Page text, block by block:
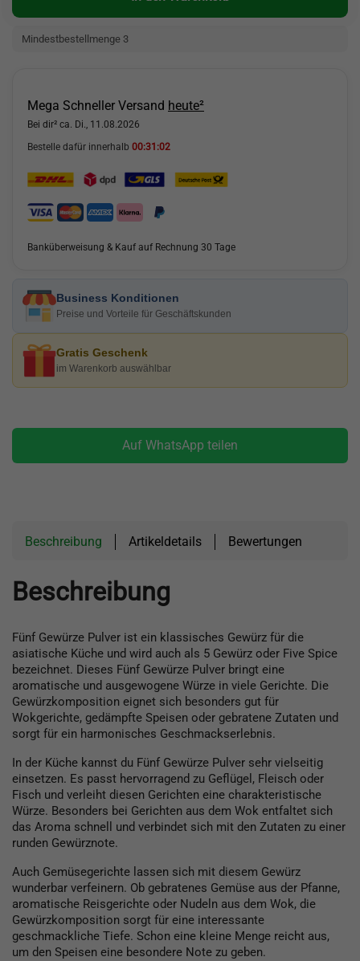
Mindestbestellmenge 3
Mega Schneller Versand heute²
Bei dir² ca. Di., 11.08.2026
Bestelle dafür innerhalb 00:31:01
Banküberweisung & Kauf auf Rechnung 30 Tage
Business Konditionen
Preise und Vorteile für Geschäftskunden
Gratis Geschenk
im Warenkorb auswählbar
Auf WhatsApp teilen
Beschreibung Artikeldetails Bewertungen
Beschreibung
Fünf Gewürze Pulver ist ein klassisches Gewürz für die
asiatische Küche und wird auch als 5 Gewürz oder Five Spice
bezeichnet. Dieses Fünf Gewürze Pulver bringt eine
aromatische und ausgewogene Würze in viele Gerichte. Die
Gewürzkomposition eignet sich besonders gut für
Wokgerichte, gedämpfte Speisen oder gebratene Zutaten und
sorgt für ein harmonisches Geschmackserlebnis.
In der Küche kannst du Fünf Gewürze Pulver sehr vielseitig
einsetzen. Es passt hervorragend zu Geflügel, Fleisch oder
Fisch und verleiht diesen Gerichten eine charakteristische
Würze. Besonders bei Gerichten aus dem Wok entfaltet sich
das Aroma schnell und verbindet sich mit den Zutaten zu einer
runden Gewürznote.
Auch Gemüsegerichte lassen sich mit diesem Gewürz
wunderbar verfeinern. Ob gebratenes Gemüse aus der Pfanne,
aromatische Reisgerichte oder Nudeln aus dem Wok, die
Gewürzkomposition sorgt für eine interessante
geschmackliche Tiefe. Schon eine kleine Menge reicht aus,
um den Speisen eine besondere Note zu geben.